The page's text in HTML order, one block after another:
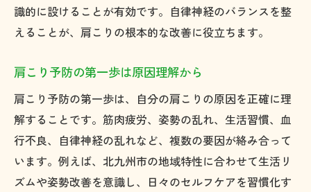
日常で取り入れやすい肩こり対策法
肩こり解消を実現するための具体策
運動やマッサージで肩こりを和らげる
温熱療法が肩こり緩和に役立つ理由
専門家による肩こりケア活用のポイント
肩こり症状を改善した実体験エピソード
快適な日々を実現する肩こり解消習慣
識的に設けることが有効です。自律神経のバランスを整
えることが、肩こりの根本的な改善に役立ちます。
肩こり予防の第一歩は原因理解から
肩こり予防の第一歩は、自分の肩こりの原因を正確に理
解することです。筋肉疲労、姿勢の乱れ、生活習慣、血
行不良、自律神経の乱れなど、複数の要因が絡み合って
います。例えば、北九州市の地域特性に合わせて生活リ
ズムや姿勢改善を意識し、日々のセルフケアを習慣化す